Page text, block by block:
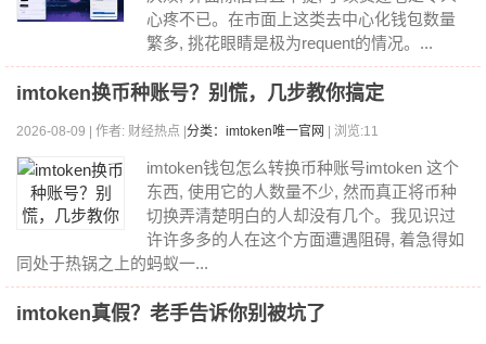
心疼不已。在市面上这类去中心化钱包数量
繁多, 挑花眼睛是极为requent的情况。...
imtoken换币种账号？别慌，几步教你搞定
2026-08-09 | 作者: 财经热点 | 分类：imtoken唯一官网 | 浏览:11
imtoken钱包怎么转换币种账号imtoken 这个
东西, 使用它的人数量不少, 然而真正将币种
切换弄清楚明白的人却没有几个。我见识过
许许多多的人在这个方面遭遇阻碍, 着急得如
同处于热锅之上的蚂蚁一...
imtoken真假？老手告诉你别被坑了